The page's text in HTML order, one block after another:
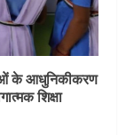
के आधुनिकीकरण
शिक्षा